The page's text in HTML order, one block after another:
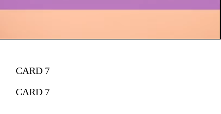
CARD 7
CARD 7